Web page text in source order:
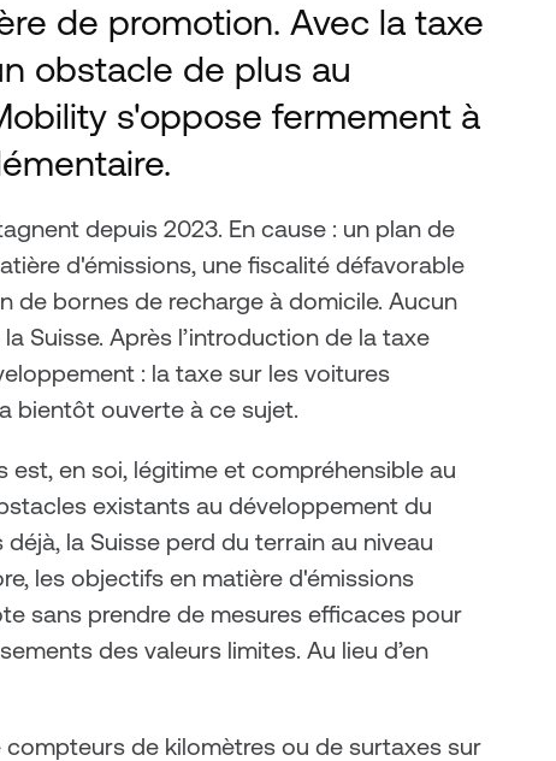
de promotion. Avec la taxe
obstacle de plus au
s'oppose fermement à
depuis 2023. En cause : un plan de
d'émissions, une fiscalité défavorable
bornes de recharge à domicile. Aucun
Suisse. Après l’introduction de la taxe
: la taxe sur les voitures
bientôt ouverte à ce sujet.
en soi, légitime et compréhensible au
existants au développement du
la Suisse perd du terrain au niveau
les objectifs en matière d'émissions
sans prendre de mesures efficaces pour
des valeurs limites. Au lieu d’en
de kilomètres ou de surtaxes sur